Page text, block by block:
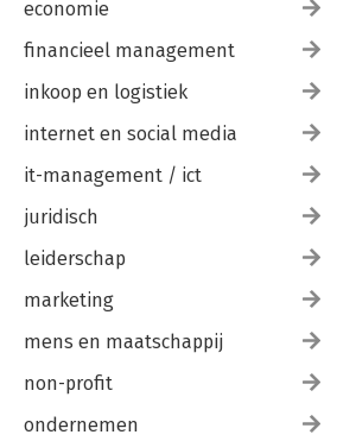
economie
financieel management
inkoop en logistiek
internet en social media
it-management / ict
juridisch
leiderschap
marketing
mens en maatschappij
non-profit
ondernemen